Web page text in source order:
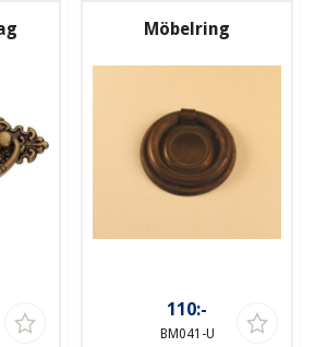
Möbelring
110:-
BM041-U